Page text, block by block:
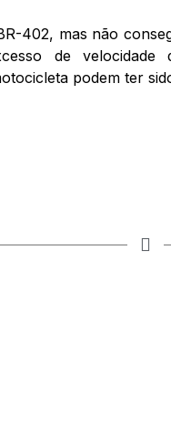
402, mas não
de
podem ter